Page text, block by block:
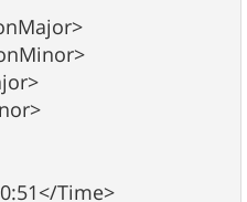
Time>